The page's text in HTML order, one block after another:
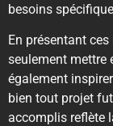
besoins
En présentant
seulement mettre
également
bien tout projet
accomplis reflète